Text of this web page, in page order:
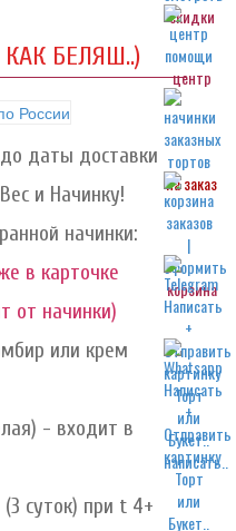
скидки
центр
на заказ
корзина
написать..
БЕЛЯШ..)
даты доставки
и Начинку!
начинки:
в карточке
от начинки)
или крем
- входит в
суток) при t 4+